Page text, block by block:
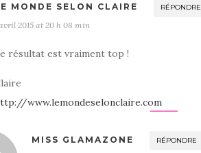
MONDE SELON CLAIRE RÉPONDRE
2015 at 20 h 08 min
résultat est vraiment top !
www.lemondeselonclaire.com
MISS GLAMAZONE RÉPONDRE